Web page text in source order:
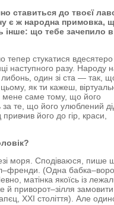
ставиться до твоєї
є ж народна примовка,
інше: що тебе зачепило в
стукатися вдесятеро
наступного разу. Народу
либонь, один зі ста — так,
як ти кажеш,
мене саме тому, що його
за те, що його улюблений
його до гір, краси,
моря. Сподіваюся, пише
(Одна
матінка якоїсь із
й приворот–зілля
ХХІ століття). Але